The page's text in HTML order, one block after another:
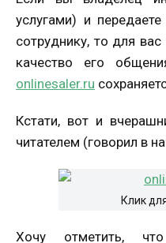
услугами) и
сотруднику, то для
качество его
onlinesaler.ru
Кстати, вот и
читателем (говорил в
Клик
Хочу отметить, что